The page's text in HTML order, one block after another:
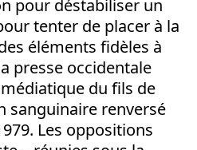
pour déstabiliser un
tenter de placer à la
éléments fidèles à
presse occidentale
du fils de
sanguinaire renversé
Les oppositions